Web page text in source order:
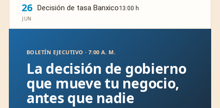
26
JUN
Decisión de tasa Banxico13:00 h
BOLETÍN EJECUTIVO · 7:00 A. M.
La decisión de gobierno
que mueve tu negocio,
antes que nadie